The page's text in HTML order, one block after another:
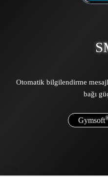
Otomatik bilgilendirme
bağı
Gymsoft